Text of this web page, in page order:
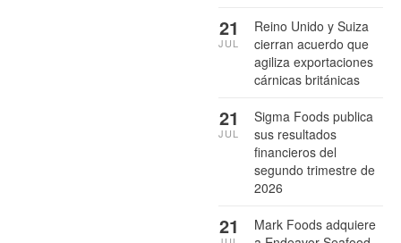
Reino Unido y Suiza
cierran acuerdo que
agiliza exportaciones
cárnicas británicas
21
JUL
Sigma Foods publica
sus resultados
financieros del
segundo trimestre de
2026
21
JUL
Mark Foods adquiere
21